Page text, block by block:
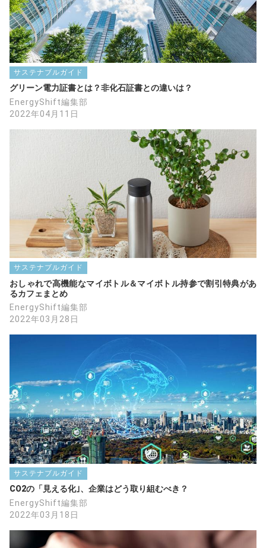
サステナブルガイド
グリーン電力証書とは？非化石証書との違いは？
EnergyShift編集部
2022年04月11日
サステナブルガイド
おしゃれで高機能なマイボトル＆マイボトル持参で割引特典があ
るカフェまとめ
EnergyShift編集部
2022年03月28日
サステナブルガイド
CO2の「見える化｣、企業はどう取り組むべき？
EnergyShift編集部
2022年03月18日